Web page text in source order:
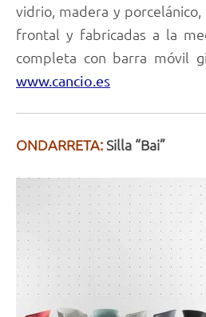
vidrio, madera y
frontal y fabricadas a la
completa con barra móvil
www.cancio.es
ONDARRETA:Silla “Bai”